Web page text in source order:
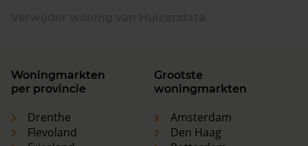
Woningmarkten
per provincie
Drenthe
Flevoland
Grootste
woningmarkten
Amsterdam
Den Haag